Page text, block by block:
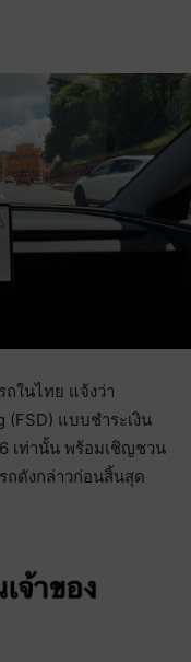
ถในไทย แจ้งว่า
แบบชำระเงิน
เท่านั้น พร้อมเชิญชวน
ถดังกล่าวก่อนสิ้นสุด